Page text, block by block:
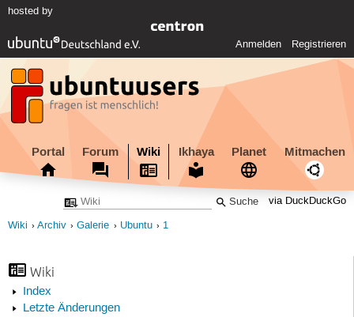
hosted by
Anmelden Registrieren
Portal Forum Wiki Ikhaya Planet Mitmachen
via DuckDuckGo
Wiki Archiv Galerie Ubuntu 1
Wiki
Index
Letzte Änderungen